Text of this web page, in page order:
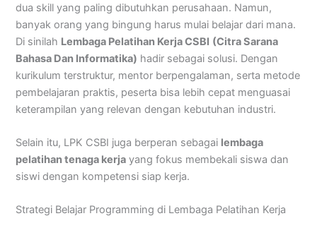
dua skill yang paling dibutuhkan perusahaan. Namun,
banyak orang yang bingung harus mulai belajar dari mana.
Di sinilah Lembaga Pelatihan Kerja CSBI (Citra Sarana
Bahasa Dan Informatika) hadir sebagai solusi. Dengan
kurikulum terstruktur, mentor berpengalaman, serta metode
pembelajaran praktis, peserta bisa lebih cepat menguasai
keterampilan yang relevan dengan kebutuhan industri.
Selain itu, LPK CSBI juga berperan sebagai lembaga
pelatihan tenaga kerja yang fokus membekali siswa dan
siswi dengan kompetensi siap kerja.
Strategi Belajar Programming di Lembaga Pelatihan Kerja